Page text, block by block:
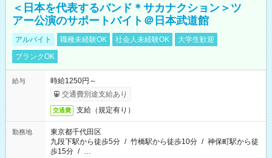
＜日本を代表するバンド＊サカナクション＞ツ
アー公演のサポートバイト＠日本武道館
アルバイト 職種未経験OK 社会人未経験OK
大学生歓迎
ブランクOK
給与
時給1250円～
交通費別途支給あり
交通費 支給（規定有り）
勤務地
東京都千代田区
九段下駅から徒歩5分 / 竹橋駅から徒歩10分 / 神保町駅から徒
歩15分 / …